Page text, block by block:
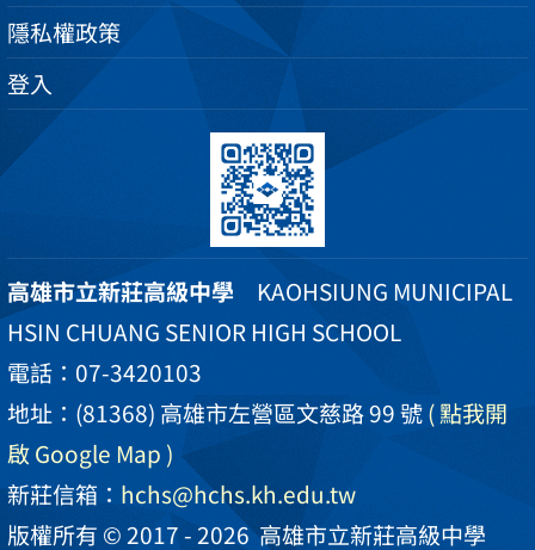
隱私權政策
登入
高雄市立新莊高級中學 KAOHSIUNG MUNICIPAL
HSIN CHUANG SENIOR HIGH SCHOOL
電話：07-3420103
地址：(81368) 高雄市左營區文慈路 99 號( 點我開
啟 Google Map )
新莊信箱： hchs@hchs.kh.edu.tw
版權所有 © 2017 - 2026高雄市立新莊高級中學